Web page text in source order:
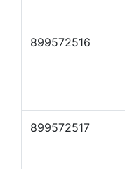
899572516
899572517